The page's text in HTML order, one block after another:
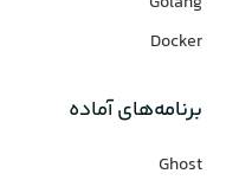
Docker
برنامه‌های‌ آماده
Ghost